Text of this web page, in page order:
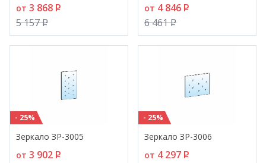
от 3 868 P
5 157P
от 4 846 P
6 461P
- 25%
Зеркало ЗР-3005
от 3 902 P
- 25%
Зеркало ЗР-3006
от 4 297 P